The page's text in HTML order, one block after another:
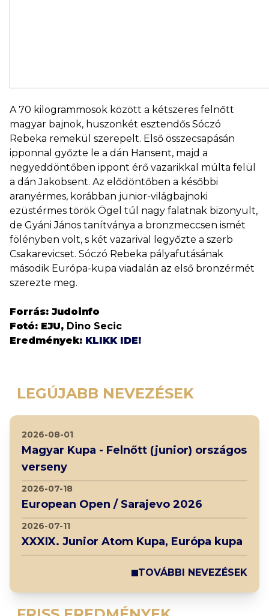
A 70 kilogrammosok között a kétszeres felnőtt
magyar bajnok, huszonkét esztendős Sóczó
Rebeka remekül szerepelt. Első összecsapásán
ipponnal győzte le a dán Hansent, majd a
negyeddöntőben ippont érő vazarikkal múlta felül
a dán Jakobsent. Az elődöntőben a későbbi
aranyérmes, korábban junior-világbajnoki
ezüstérmes török Ögel túl nagy falatnak bizonyult,
de Gyáni János tanítványa a bronzmeccsen ismét
fölényben volt, s két vazarival legyőzte a szerb
Csakarevicset. Sóczó Rebeka pályafutásának
második Európa-kupa viadalán az első bronzérmét
szerezte meg.
Forrás: Judoinfo
Fotó: EJU, Dino Secic
Eredmények: KLIKK IDE!
LEGÚJABB NEVEZÉSEK
2026-08-01
Magyar Kupa - Felnőtt (junior) országos
verseny
2026-07-18
European Open / Sarajevo 2026
2026-07-11
XXXIX. Junior Atom Kupa, Európa kupa
TOVÁBBI NEVEZÉSEK